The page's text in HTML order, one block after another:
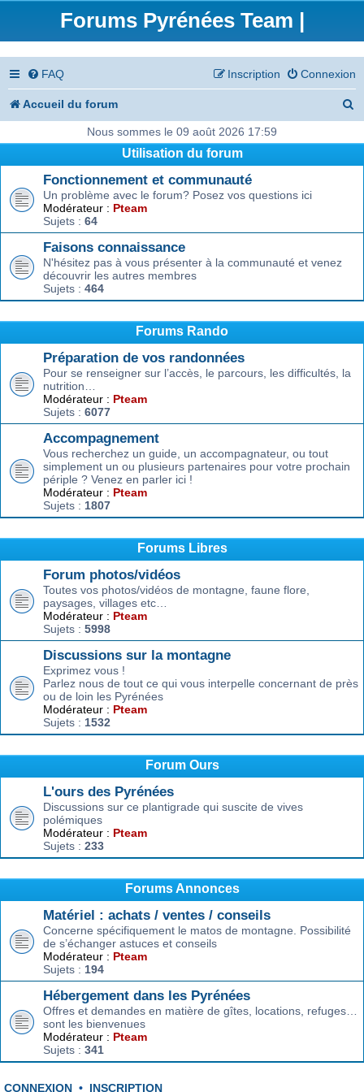
Forums Pyrénées Team |
FAQ Connexion
Inscription
Accueil du forum
e
Nous sommes le 09 août 2026 17:59
Utilisation du forum
Fonctionnement et communauté
Un problème avec le forum? Posez vos questions ici
Modérateur : Pteam
Sujets : 64
Faisons connaissance
N'hésitez pas à vous présenter à la communauté et venez
découvrir les autres membres
Sujets : 464
Forums Rando
Préparation de vos randonnées
Pour se renseigner sur l’accès, le parcours, les difficultés, la
nutrition…
Modérateur : Pteam
Sujets : 6077
Accompagnement
Vous recherchez un guide, un accompagnateur, ou tout
simplement un ou plusieurs partenaires pour votre prochain
périple ? Venez en parler ici !
Modérateur : Pteam
Sujets : 1807
Forums Libres
Forum photos/vidéos
Toutes vos photos/vidéos de montagne, faune flore,
paysages, villages etc…
Modérateur : Pteam
Sujets : 5998
Discussions sur la montagne
Exprimez vous !
Parlez nous de tout ce qui vous interpelle concernant de près
ou de loin les Pyrénées
Modérateur : Pteam
Sujets : 1532
Forum Ours
L'ours des Pyrénées
Discussions sur ce plantigrade qui suscite de vives
polémiques
Modérateur : Pteam
Sujets : 233
Forums Annonces
Matériel : achats / ventes / conseils
Concerne spécifiquement le matos de montagne. Possibilité
de s’échanger astuces et conseils
Modérateur : Pteam
Sujets : 194
Hébergement dans les Pyrénées
Offres et demandes en matière de gîtes, locations, refuges…
sont les bienvenues
Modérateur : Pteam
Sujets : 341
CONNEXION • INSCRIPTION